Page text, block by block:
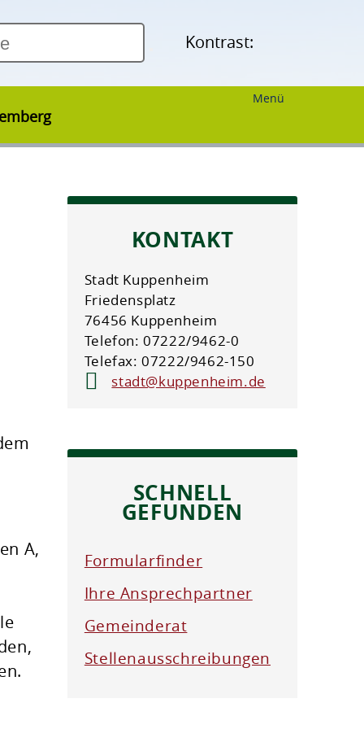
Kontrast:
Menü
A,
KONTAKT
Stadt Kuppenheim
Friedensplatz
76456 Kuppenheim
Telefon: 07222/9462-0
Telefax: 07222/9462-150
stadt@kuppenheim.de
SCHNELL
GEFUNDEN
Formularfinder
Ihre Ansprechpartner
Gemeinderat
Stellenausschreibungen